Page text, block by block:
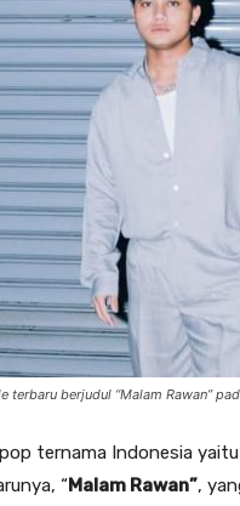
terbaru berjudul “Malam Rawan”
ternama Indonesia
“Malam Rawan”,